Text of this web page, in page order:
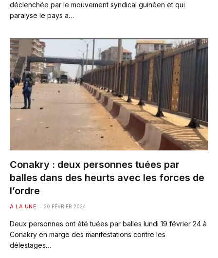
déclenchée par le mouvement syndical guinéen et qui
paralyse le pays a…
Conakry : deux personnes tuées par
balles dans des heurts avec les forces de
l’ordre
A LA UNE 20 FÉVRIER 2024
Deux personnes ont été tuées par balles lundi 19 février 24 à
Conakry en marge des manifestations contre les
délestages…